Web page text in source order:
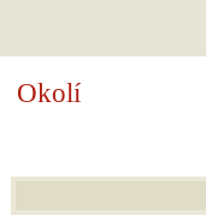
Okolí